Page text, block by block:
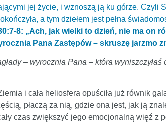
jej życie, i wznoszą ją ku górze.
a tym dziełem jest pełna
8: „Ach, jak wielki to dzień, nie ma on
Pana Zastępów – skruszę jarzmo
– wyrocznia Pana – która
i cała heliosfera opuściła już równik
płaczą za nią, gdzie ona jest, jak ją
czas zwiększyć jego emocjonalną więź z